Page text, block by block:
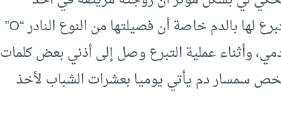
المستشفيات وهو غريب عن القاهرة ولا يجد من يتبرع لها بالدم خاصة أن فصيلتها من النوع النادر “O”
وأثناء عملية التبرع وصل إلى أذني بعض كلمات
سمسار دم يأتي يوميا بعشرات الشباب لأخذ